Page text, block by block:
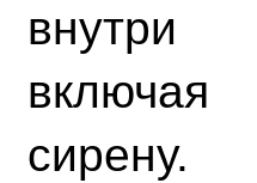
внутри
включая
сирену.